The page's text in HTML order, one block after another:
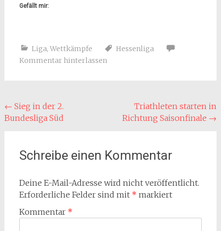
Gefällt mir:
Liga, Wettkämpfe
Hessenliga
Kommentar hinterlassen
Beitragsnavigation
← Sieg in der 2.
Bundesliga Süd
Triathleten starten in
Richtung Saisonfinale →
Schreibe einen Kommentar
Deine E-Mail-Adresse wird nicht veröffentlicht.
Erforderliche Felder sind mit * markiert
Kommentar *